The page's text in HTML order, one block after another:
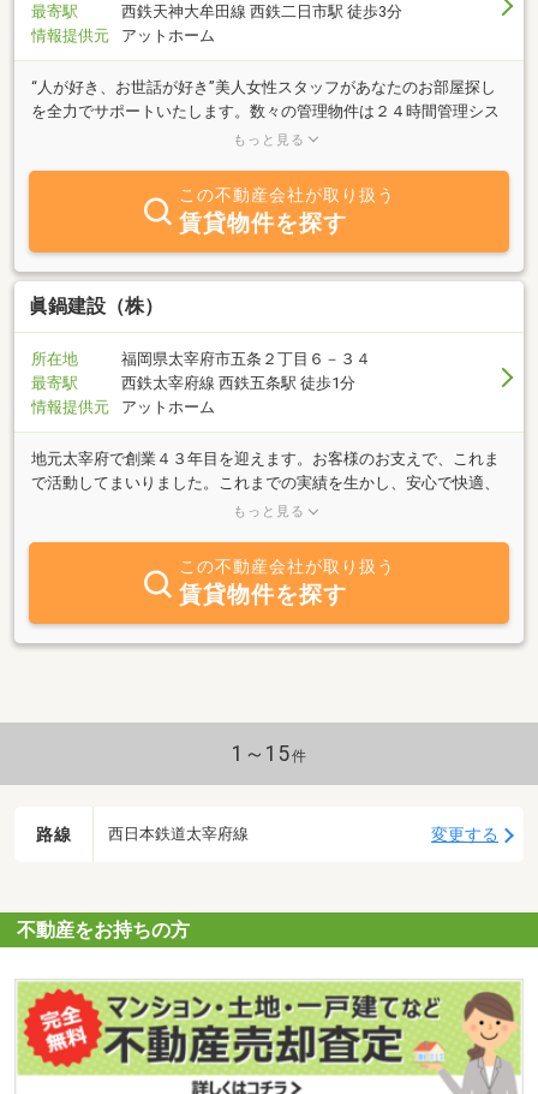
最寄駅
西鉄天神大牟田線 西鉄二日市駅 徒歩3分
情報提供元
アットホーム
“人が好き、お世話が好き”美人女性スタッフがあなたのお部屋探し
を全力でサポートいたします。数々の管理物件は２４時間管理シス
テムを採用。安心、快適にご入居いただける他、物件情報ネットを
す。住居、店舗、事務所、売買、管理等不動産に関することなら地
元で創業60年目の当社へお気軽にご相談下さい。★スタッフ一同笑
顔でお待ちしております★
もっと見る
この不動産会社が取り扱う
賃貸物件を探す
眞鍋建設（株）
所在地
福岡県太宰府市五条２丁目６－３４
最寄駅
西鉄太宰府線 西鉄五条駅 徒歩1分
情報提供元
アットホーム
地元太宰府で創業４３年目を迎えます。お客様のお支えで、これま
で活動してまいりました。これまでの実績を生かし、安心で快適、
納得の出来るお住まいをご提供致します。注文住宅、土地探し、リ
産の事ならお任せ下さい。お客様のお住まい造りに少しでもお力に
なれるよう、最大限努力致します。お気軽にご相談下さいませ。
もっと見る
この不動産会社が取り扱う
賃貸物件を探す
1～15件
路線 西日本鉄道太宰府線 変更する
不動産をお持ちの方